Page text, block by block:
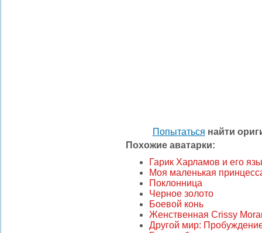
Попытаться найти
Похожие аватарки:
Гарик Харламов и его
Моя маленькая
Поклонница
Черное золото
Боевой конь
Женственная Crissy
Другой мир: